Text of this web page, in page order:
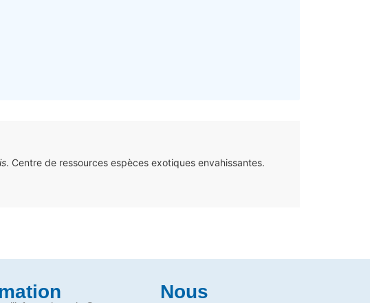
. Centre de ressources espèces exotiques envahissantes.
Nous